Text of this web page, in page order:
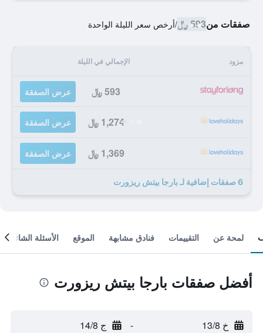
صفقات من593 ﷼ /أرخص سعر الليلة الواحدة
مزود الإجمالي في الليلة
593 ﷼ عرض الصفقة
1,274 ﷼ عرض الصفقة
1,369 ﷼ عرض الصفقة
6 صفقات إضافية لـ بارجا بيتش ريزورت
لمحة عن التقييمات فنادق مشابهة الموقع الأسئلة الشائعة
أفضل صفقات بارجا بيتش ريزورت
خ 13/8 - ج 14/8